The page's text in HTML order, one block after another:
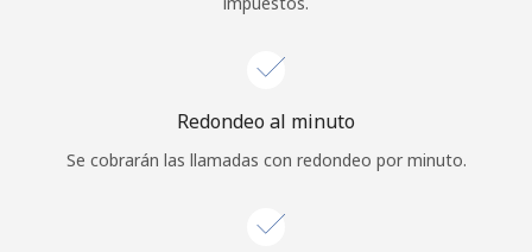
Redondeo al minuto
Se cobrarán las llamadas con redondeo por minuto.